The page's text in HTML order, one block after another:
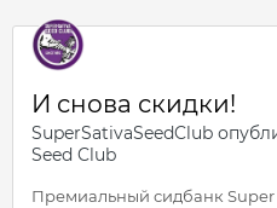
И снова скидки!
SuperSativaSeedClub
Seed Club
Премиальный сидбанк Super